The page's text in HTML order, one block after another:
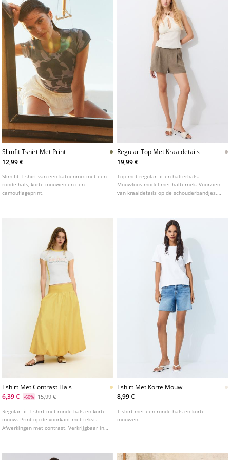
Slimfit Tshirt Met Print
12,99 €
Slim fit T-shirt van een katoenmix met een
ronde hals, korte mouwen en een
camouflageprint.
Regular Top Met Kraaldetails
19,99 €
Top met regular fit en halterhals.
Mouwloos model met halternek. Voorzien
van kraaldetails op de schouderbandjes.
Tshirt Met Contrast Hals
6,39 €
-60% 15,99 €
Regular fit T-shirt met ronde hals en korte
mouw. Print op de voorkant met tekst.
Afwerkingen met contrast. Verkrijgbaar in
Tshirt Met Korte Mouw
8,99 €
T-shirt met een ronde hals en korte
mouwen.